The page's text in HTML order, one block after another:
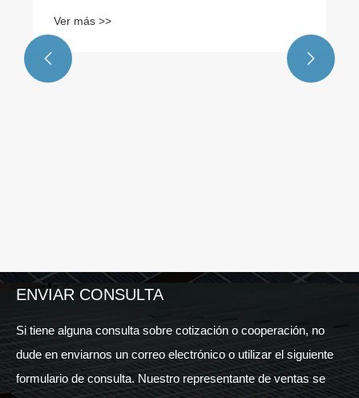
Ver más >>
 
ENVIAR CONSULTA
Si tiene alguna consulta sobre cotización o cooperación, no
dude en enviarnos un correo electrónico o utilizar el siguiente
formulario de consulta. Nuestro representante de ventas se